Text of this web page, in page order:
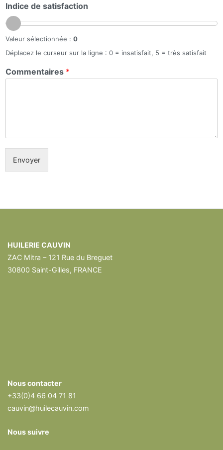
Indice de satisfaction
Valeur sélectionnée : 0
Déplacez le curseur sur la ligne : 0 = insatisfait, 5 = très satisfait
Commentaires *
Envoyer
HUILERIE CAUVIN
ZAC Mitra – 121 Rue du Breguet
30800 Saint-Gilles, FRANCE
Nous contacter
+33(0)4 66 04 71 81
cauvin@huilecauvin.com
Nous suivre